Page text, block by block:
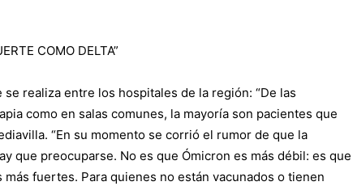
COMO DELTA”
realiza entre los hospitales de la región: “De las
como en salas comunes, la mayoría son pacientes que
“En su momento se corrió el rumor de que la
que preocuparse. No es que Ómicron es más débil: es que
fuertes. Para quienes no están vacunados o tienen